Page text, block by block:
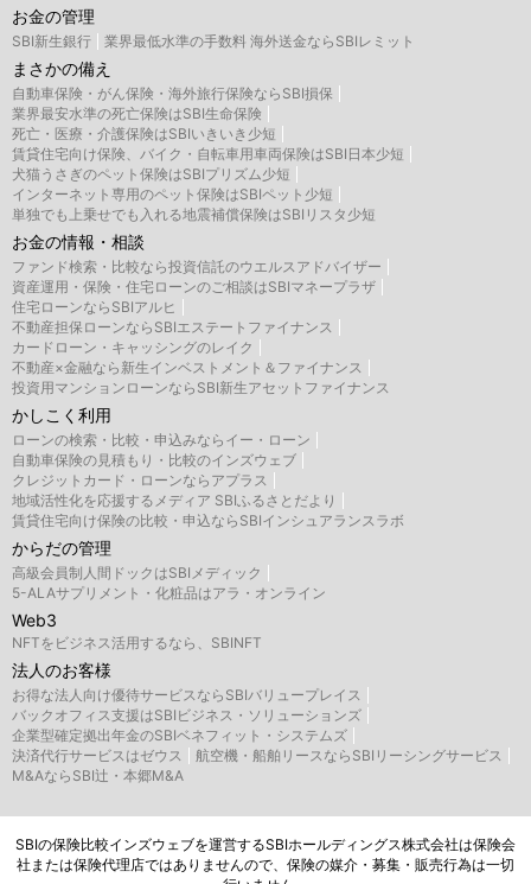
お金の管理
SBI新生銀行 業界最低水準の手数料 海外送金ならSBIレミット
まさかの備え
自動車保険・がん保険・海外旅行保険ならSBI損保
業界最安水準の死亡保険はSBI生命保険
死亡・医療・介護保険はSBIいきいき少短
賃貸住宅向け保険、バイク・自転車用車両保険はSBI日本少短
犬猫うさぎのペット保険はSBIプリズム少短
インターネット専用のペット保険はSBIペット少短
単独でも上乗せでも入れる地震補償保険はSBIリスタ少短
お金の情報・相談
ファンド検索・比較なら投資信託のウエルスアドバイザー
資産運用・保険・住宅ローンのご相談はSBIマネープラザ
住宅ローンならSBIアルヒ
不動産担保ローンならSBIエステートファイナンス
カードローン・キャッシングのレイク
不動産×金融なら新生インベストメント＆ファイナンス
投資用マンションローンならSBI新生アセットファイナンス
かしこく利用
ローンの検索・比較・申込みならイー・ローン
自動車保険の見積もり・比較のインズウェブ
クレジットカード・ローンならアプラス
地域活性化を応援するメディア SBIふるさとだより
賃貸住宅向け保険の比較・申込ならSBIインシュアランスラボ
からだの管理
高級会員制人間ドックはSBIメディック
5-ALAサプリメント・化粧品はアラ・オンライン
Web3
NFTをビジネス活用するなら、SBINFT
法人のお客様
お得な法人向け優待サービスならSBIバリュープレイス
バックオフィス支援はSBIビジネス・ソリューションズ
企業型確定拠出年金のSBIベネフィット・システムズ
決済代行サービスはゼウス
航空機・船舶リースならSBIリーシングサービス
M&AならSBI辻・本郷M&A
SBIの保険比較インズウェブを運営するSBIホールディングス株式会社は保険会
社または保険代理店ではありませんので、保険の媒介・募集・販売行為は一切